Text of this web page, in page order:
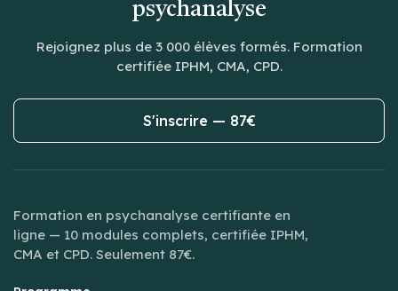
psychanalyse
Rejoignez plus de 3 000 élèves formés. Formation
certifiée IPHM, CMA, CPD.
S'inscrire — 87€
Formation en psychanalyse certifiante en
ligne — 10 modules complets, certifiée IPHM,
CMA et CPD. Seulement 87€.